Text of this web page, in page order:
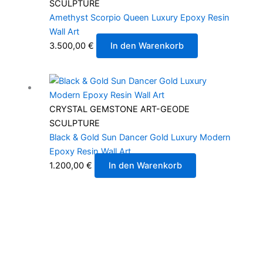
SCULPTURE
Amethyst Scorpio Queen Luxury Epoxy Resin
Wall Art
3.500,00 € In den Warenkorb
CRYSTAL GEMSTONE ART-GEODE
SCULPTURE
Black & Gold Sun Dancer Gold Luxury Modern
Epoxy Resin Wall Art
1.200,00 € In den Warenkorb